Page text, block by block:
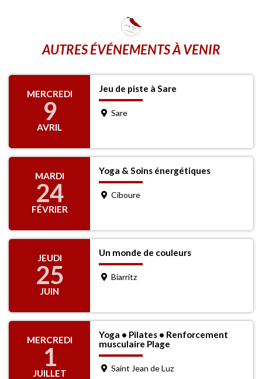
AUTRES ÉVÉNEMENTS À VENIR
MERCREDI
9
AVRIL
Jeu de piste à Sare
Sare
MARDI
24
FÉVRIER
Yoga & Soins énergétiques
Ciboure
JEUDI
25
JUIN
Un monde de couleurs
Biarritz
MERCREDI
1
JUILLET
Yoga • Pilates • Renforcement
musculaire Plage
Saint Jean de Luz